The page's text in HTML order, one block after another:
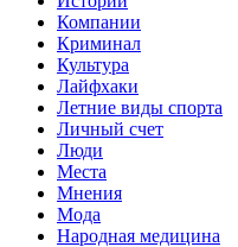
Компании
Криминал
Культура
Лайфхаки
Летние виды спорта
Личный счет
Люди
Места
Мнения
Мода
Народная медицина